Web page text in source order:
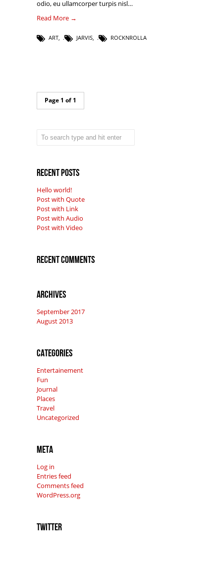
odio, eu ullamcorper turpis nisl…
Read More →
ART, JARVIS, ROCKNROLLA
Page 1 of 1
Recent Posts
Hello world!
Post with Quote
Post with Link
Post with Audio
Post with Video
Recent Comments
Archives
September 2017
August 2013
Categories
Entertainement
Fun
Journal
Places
Travel
Uncategorized
Meta
Log in
Entries feed
Comments feed
WordPress.org
Twitter